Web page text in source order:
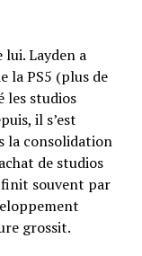
lui. Layden a
la PS5 (plus de
les studios
il s’est
la consolidation
de studios
souvent par
grossit.